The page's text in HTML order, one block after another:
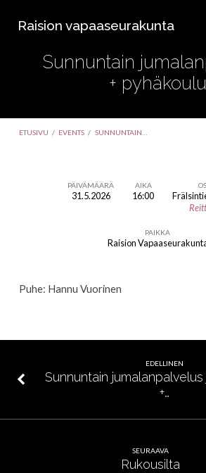
Raision vapaaseurakunta
Sunnuntain
+ pyhäkoulu
ETUSIVU / EVENTS / SUNNUNTAIN…
PÄIVÄMÄÄRÄ
31.5.2026
AIKA
16:00
PAIKKA
Raision
Puhe: Hannu Vuorinen
EDELLINEN
Sunnuntain
+…
SEURAAVA
Rukousilta